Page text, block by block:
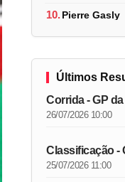
10.Pierre Gasly
Últimos
Corrida - GP
26/07/2026 10:00
Classificação -
25/07/2026 11:00